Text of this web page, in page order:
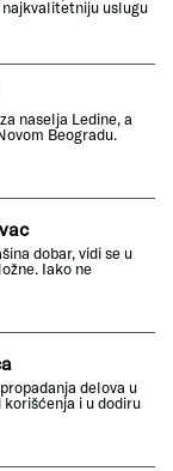
uslugu
naselja Ledine, a
Beogradu.
dobar, vidi se u
Iako ne
delova u
korišćenja i u dodiru